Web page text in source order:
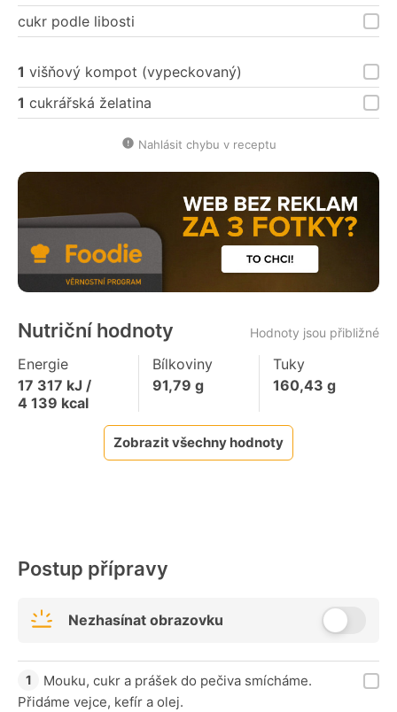
cukr podle libosti
1 višňový kompot (vypeckovaný)
1 cukrářská želatina
Nahlásit chybu v receptu
Nutriční hodnoty Hodnoty jsou přibližné
Energie
17 317 kJ /
4 139 kcal
Bílkoviny
91,79 g
Tuky
160,43 g
Zobrazit všechny hodnoty
Postup přípravy
Nezhasínat obrazovku
Mouku, cukr a prášek do pečiva smícháme.
Přidáme vejce, kefír a olej.